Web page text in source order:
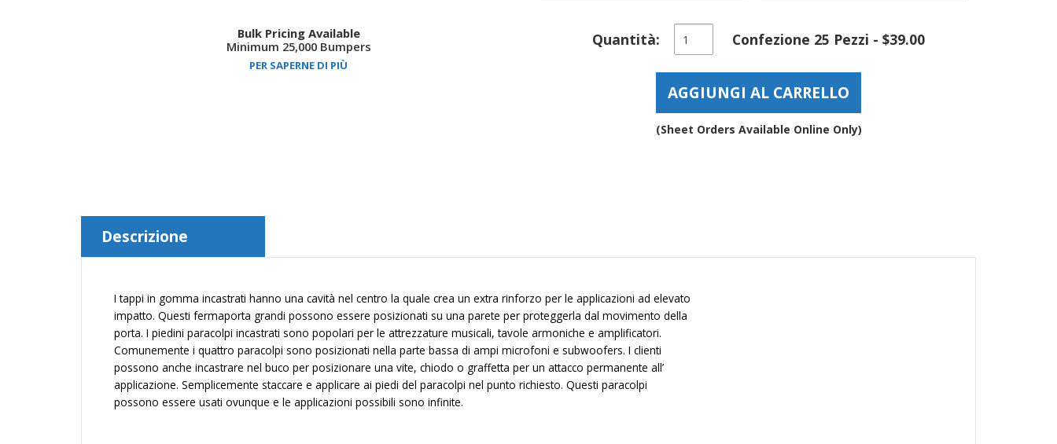
Bulk Pricing Available
Minimum 25,000 Bumpers
PER SAPERNE DI PIÙ
Quantità:
Tappi
autoadesiva
ad
–
Confezione 25 Pezzi - $39.00
AGGIUNGI AL CARRELLO
(Sheet Orders Available Online Only)
Descrizione
I tappi in gomma incastrati hanno una cavità nel centro la quale crea un extra rinforzo per le applicazioni ad elevato
impatto. Questi fermaporta grandi possono essere posizionati su una parete per proteggerla dal movimento della
porta. I piedini paracolpi incastrati sono popolari per le attrezzature musicali, tavole armoniche e amplificatori.
Comunemente i quattro paracolpi sono posizionati nella parte bassa di ampi microfoni e subwoofers. I clienti
possono anche incastrare nel buco per posizionare una vite, chiodo o graffetta per un attacco permanente all’
applicazione. Semplicemente staccare e applicare ai piedi del paracolpi nel punto richiesto. Questi paracolpi
possono essere usati ovunque e le applicazioni possibili sono infinite.